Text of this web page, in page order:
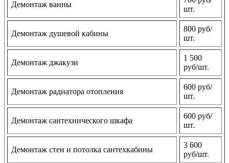
Демонтаж ванны
шт.
Демонтаж душевой кабины
800 руб/
шт.
Демонтаж джакузи
1 500
руб/шт.
Демонтаж радиатора отопления
600 руб/
шт.
Демонтаж сантехнического шкафа
600 руб/
шт.
Демонтаж стен и потолка сантехкабины
3 600
руб/шт.